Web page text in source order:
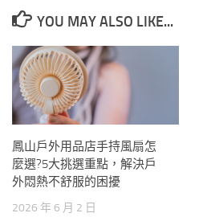
YOU MAY ALSO LIKE...
鳳山戶外用品店手持風扇怎
麼選?5大挑選重點，解決戶
外悶熱不舒服的困擾
2026 年 6 月 2 日